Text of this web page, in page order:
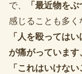
で、
「最近物を
感じることも多く
「人を殴ってはい
が痛がっています
「これはいけない